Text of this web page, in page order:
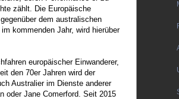
zählt. Die Europäische
dem australischen
kommenden Jahr, wird hierüber
europäischer Einwanderer,
den 70er Jahren wird der
Australier im Dienste anderer
oder Jane Comerford. Seit 2015